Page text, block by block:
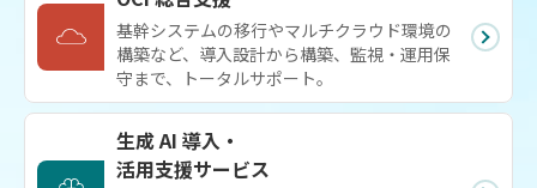
基幹システムの移行やマルチクラウド環境の
構築など、導入設計から構築、監視・運用保
守まで、トータルサポート。
生成 AI 導入・
活用支援サービス